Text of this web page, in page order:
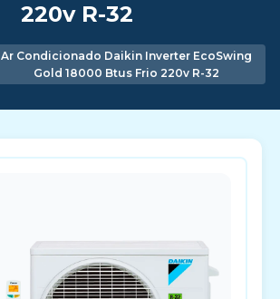
220v R-32
Ar Condicionado Daikin Inverter EcoSwing
Gold 18000 Btus Frio 220v R-32